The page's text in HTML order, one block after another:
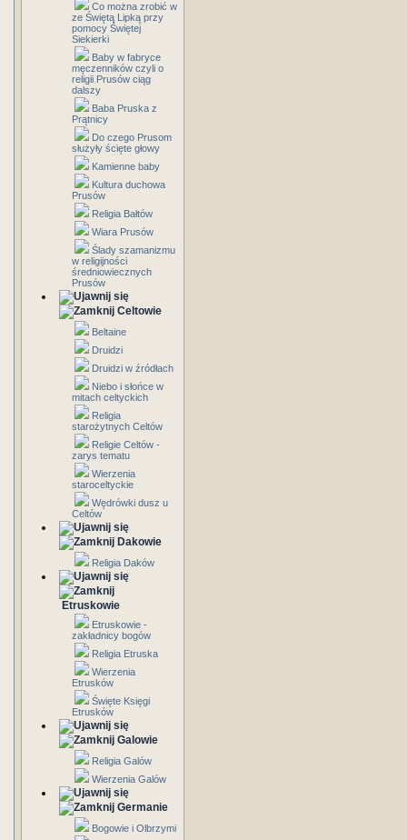
Co można zrobić w
ze Świętą Lipką przy
pomocy Świętej
Siekierki
Baby w fabryce
męczenników czyli o
religii Prusów ciąg
dalszy
Baba Pruska z
Prątnicy
Do czego Prusom
służyły ścięte głowy
Kamienne baby
Kultura duchowa
Prusów
Religia Bałtów
Wiara Prusów
Ślady szamanizmu
w religijności
średniowiecznych
Prusów
Celtowie
Beltaine
Druidzi
Druidzi w źródłach
Niebo i słońce w
mitach celtyckich
Religia
starożytnych Celtów
Religie Celtów -
zarys tematu
Wierzenia
staroceltyckie
Wędrówki dusz u
Celtów
Dakowie
Religia Daków
Etruskowie
Etruskowie -
zakładnicy bogów
Religia Etruska
Wierzenia
Etrusków
Święte Księgi
Etrusków
Galowie
Religia Galów
Wierzenia Galów
Germanie
Bogowie i Olbrzymi